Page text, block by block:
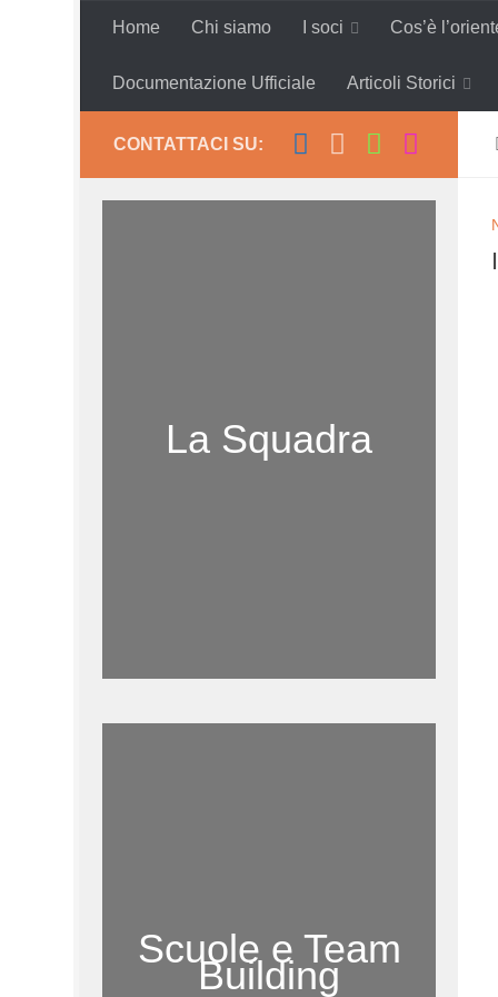
Salta al contenuto
Home Chi siamo I soci Cos’è
Documentazione Ufficiale Articoli Storici
CONTATTACI SU:
La Squadra
Scuole e Team
Building